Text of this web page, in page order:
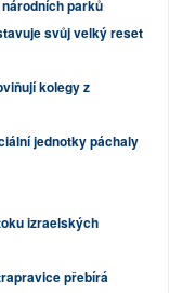
parků
svůj velký reset
kolegy z
jednotky páchaly
izraelských
přebírá